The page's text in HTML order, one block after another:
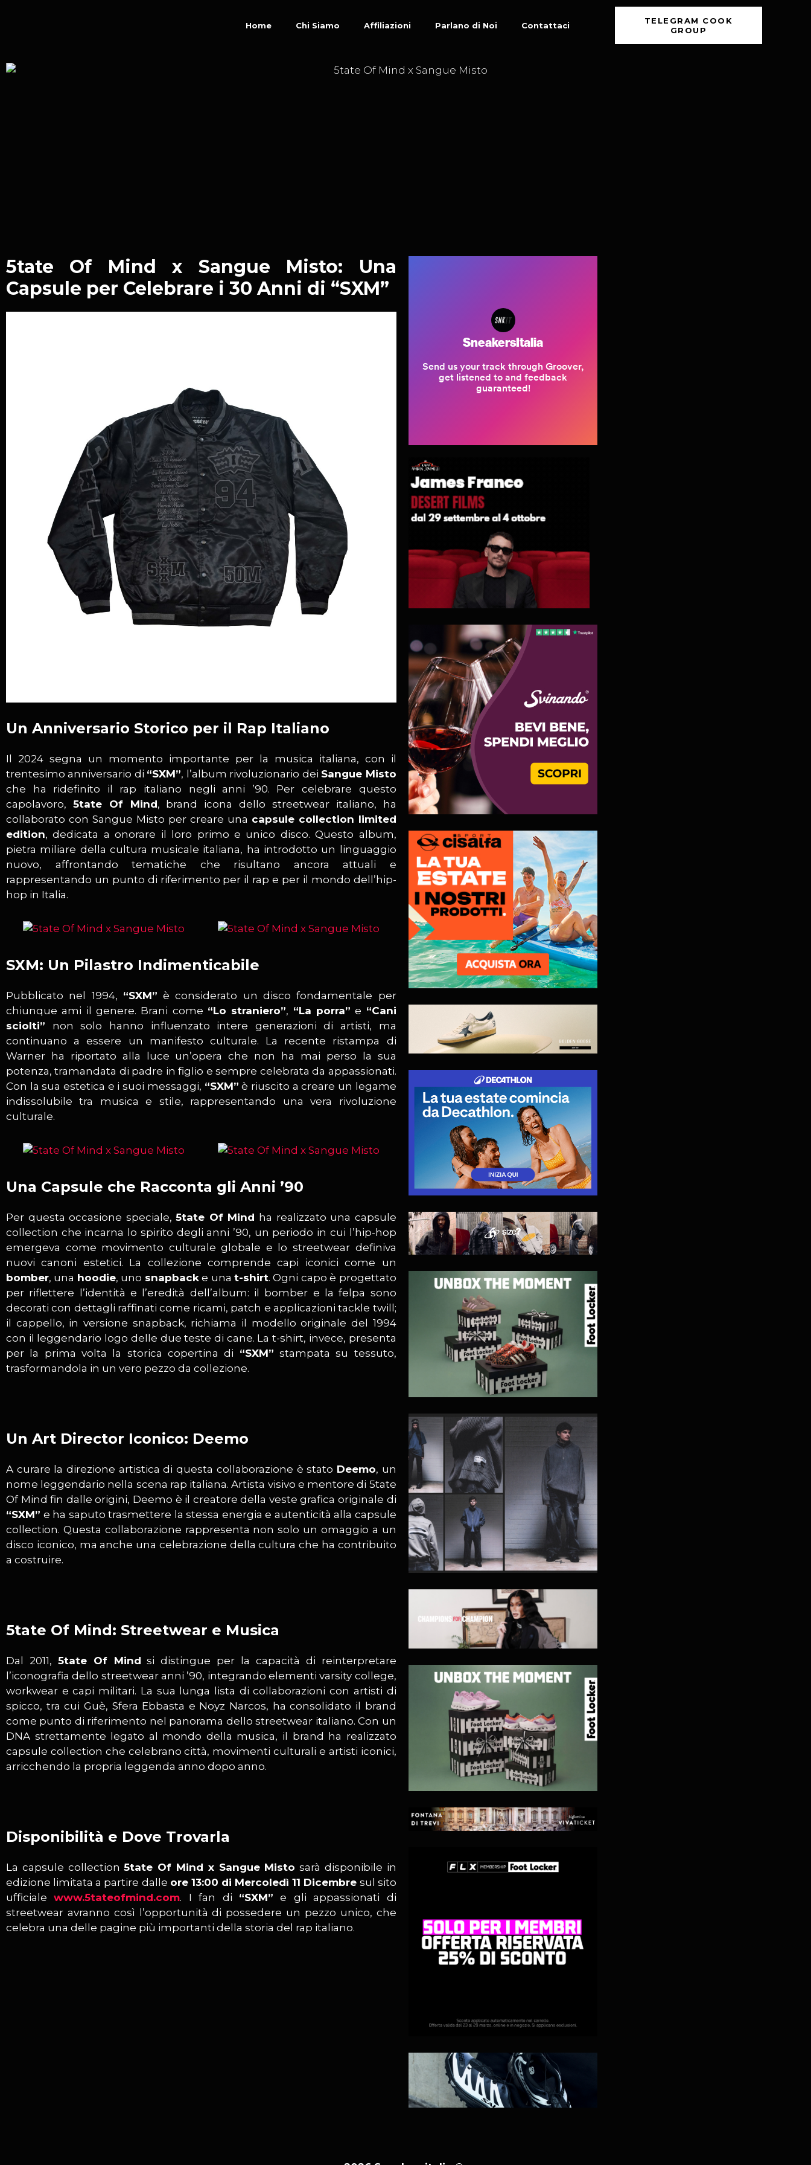
Home Chi Siamo Affiliazioni Parlano di Noi Contattaci
TELEGRAM COOK
GROUP
5tate Of Mind x Sangue Misto: Una
Capsule per Celebrare i 30 Anni di “SXM”
Un Anniversario Storico per il Rap Italiano
Il 2024 segna un momento importante per la musica italiana, con il
trentesimo anniversario di “SXM”, l’album rivoluzionario dei Sangue Misto
che ha ridefinito il rap italiano negli anni ’90. Per celebrare questo
capolavoro, 5tate Of Mind, brand icona dello streetwear italiano, ha
collaborato con Sangue Misto per creare una capsule collection limited
edition, dedicata a onorare il loro primo e unico disco. Questo album,
pietra miliare della cultura musicale italiana, ha introdotto un linguaggio
nuovo, affrontando tematiche che risultano ancora attuali e
rappresentando un punto di riferimento per il rap e per il mondo dell’hip-
hop in Italia.
SXM: Un Pilastro Indimenticabile
Pubblicato nel 1994, “SXM” è considerato un disco fondamentale per
chiunque ami il genere. Brani come “Lo straniero”, “La porra” e “Cani
sciolti” non solo hanno influenzato intere generazioni di artisti, ma
continuano a essere un manifesto culturale. La recente ristampa di
Warner ha riportato alla luce un’opera che non ha mai perso la sua
potenza, tramandata di padre in figlio e sempre celebrata da appassionati.
Con la sua estetica e i suoi messaggi, “SXM” è riuscito a creare un legame
indissolubile tra musica e stile, rappresentando una vera rivoluzione
culturale.
Una Capsule che Racconta gli Anni ’90
Per questa occasione speciale,5tate Of Mind ha realizzato una capsule
collection che incarna lo spirito degli anni ’90, un periodo in cui l’hip-hop
emergeva come movimento culturale globale e lo streetwear definiva
nuovi canoni estetici. La collezione comprende capi iconici come un
bomber, una hoodie, uno snapbacke una t-shirt. Ogni capo è progettato
per riflettere l’identità e l’eredità dell’album: il bomber e la felpa sono
decorati con dettagli raffinati come ricami, patch e applicazioni tackle twill;
il cappello, in versione snapback, richiama il modello originale del 1994
con il leggendario logo delle due teste di cane. La t-shirt, invece, presenta
per la prima volta la storica copertina di “SXM” stampata su tessuto,
trasformandola in un vero pezzo da collezione.
Un Art Director Iconico: Deemo
A curare la direzione artistica di questa collaborazione è stato Deemo, un
nome leggendario nella scena rap italiana. Artista visivo e mentore di 5tate
Of Mind fin dalle origini, Deemo è il creatore della veste grafica originale di
“SXM” e ha saputo trasmettere la stessa energia e autenticità alla capsule
collection. Questa collaborazione rappresenta non solo un omaggio a un
disco iconico, ma anche una celebrazione della cultura che ha contribuito
a costruire.
5tate Of Mind: Streetwear e Musica
Dal 2011, 5tate Of Mind si distingue per la capacità di reinterpretare
l’iconografia dello streetwear anni ’90, integrando elementi varsity college,
workwear e capi militari. La sua lunga lista di collaborazioni con artisti di
spicco, tra cui Guè, Sfera Ebbasta e Noyz Narcos, ha consolidato il brand
come punto di riferimento nel panorama dello streetwear italiano. Con un
DNA strettamente legato al mondo della musica, il brand ha realizzato
capsule collection che celebrano città, movimenti culturali e artisti iconici,
arricchendo la propria leggenda anno dopo anno.
Disponibilità e Dove Trovarla
La capsule collection5tate Of Mind x Sangue Misto sarà disponibile in
edizione limitata a partire dalle ore 13:00 di Mercoledì 11 Dicembre sul sito
ufficialewww.5tateofmind.com. I fan di “SXM” e gli appassionati di
streetwear avranno così l’opportunità di possedere un pezzo unico, che
celebra una delle pagine più importanti della storia del rap italiano.